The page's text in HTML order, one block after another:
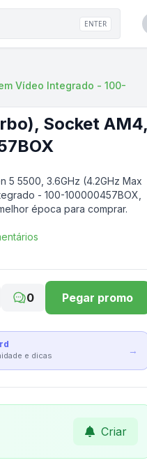
ENTER
Vídeo Integrado - 100-
Socket AM4,
5 5500, 3.6GHz (4.2GHz Max
- 100-100000457BOX
época para comprar.
0 Pegar promo
e dicas →
Criar